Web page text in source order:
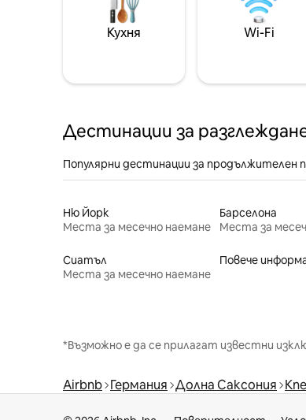
Кухня Wi-Fi
Дестинации за
Популярни дестинации за продължителен
Ню Йорк
Места за месечно наемане
Барселона
Места за
Сиатъл
Места за месечно наемане
Повече
*Възможно е да се прилагат известни
Airbnb Германия Долна Саксония